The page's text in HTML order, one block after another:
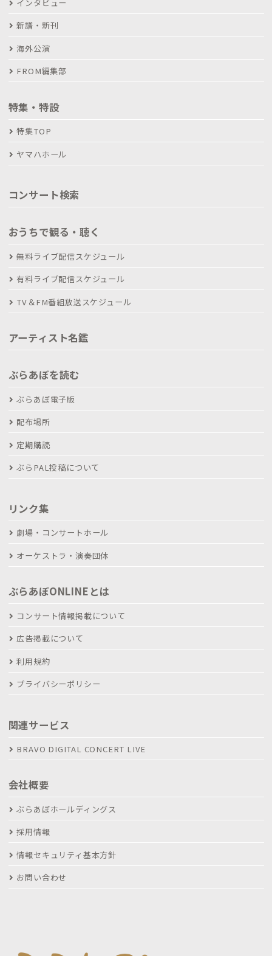
インタビュー
新譜・新刊
海外公演
FROM編集部
特集・特設
特集TOP
ヤマハホール
コンサート検索
おうちで観る・聴く
無料ライブ配信スケジュール
有料ライブ配信スケジュール
TV＆FM番組放送スケジュール
アーティスト名鑑
ぶらあぼを読む
ぶらあぼ電子版
配布場所
定期購読
ぶらPAL投稿について
リンク集
劇場・コンサートホール
オーケストラ・演奏団体
ぶらあぼONLINEとは
コンサート情報掲載について
広告掲載について
利用規約
プライバシーポリシー
関連サービス
BRAVO DIGITAL CONCERT LIVE
会社概要
ぶらあぼホールディングス
採用情報
情報セキュリティ基本方針
お問い合わせ